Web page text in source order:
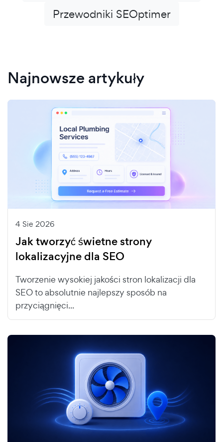
Przewodniki SEOptimer
Najnowsze artykuły
4 Sie 2026
Jak tworzyć świetne strony
lokalizacyjne dla SEO
Tworzenie wysokiej jakości stron lokalizacji dla
SEO to absolutnie najlepszy sposób na
przyciągnięci...